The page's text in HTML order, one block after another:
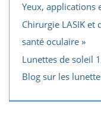
Yeux, applications
Chirurgie LASIK et
santé oculaire
Lunettes de soleil
Blog sur les